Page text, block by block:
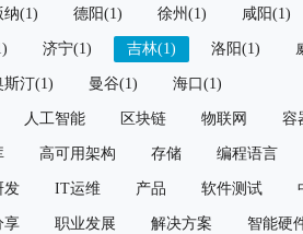
纳(1) 德阳(1) 徐州(1) 咸阳(1)
济宁(1) 吉林(1) 洛阳(1)
斯汀(1) 曼谷(1) 海口(1)
人工智能 区块链 物联网 容
高可用架构 存储 编程语言
发 IT运维 产品 软件测试
享 职业发展 解决方案 智能硬